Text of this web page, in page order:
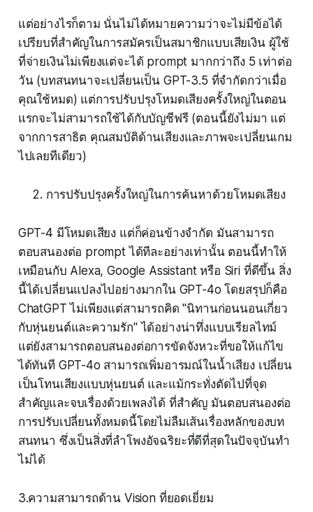
แต่อย่างไรก็ตาม นั่นไม่ได้หมายความว่าจะไม่มีข้อได้
เปรียบที่สำคัญในการสมัครเป็นสมาชิกแบบเสียเงิน ผู้ใช้
ที่จ่ายเงินไม่เพียงแต่จะได้ prompt มากกว่าถึง 5 เท่าต่อ
วัน (บทสนทนาจะเปลี่ยนเป็น GPT-3.5 ที่จำกัดกว่าเมื่อ
คุณใช้หมด) แต่การปรับปรุงโหมดเสียงครั้งใหญ่ในตอน
แรกจะไม่สามารถใช้ได้กับบัญชีฟรี (ตอนนี้ยังไม่มา แต่
จากการสาธิต คุณสมบัติด้านเสียงและภาพจะเปลี่ยนเกม
ไปเลยทีเดียว)
การปรับปรุงครั้งใหญ่ในการค้นหาด้วยโหมดเสียง
GPT-4 มีโหมดเสียง แต่ก็ค่อนข้างจำกัด มันสามารถ
ตอบสนองต่อ prompt ได้ทีละอย่างเท่านั้น ตอนนี้ทำให้
เหมือนกับ Alexa, Google Assistant หรือ Siri ที่ดีขึ้น สิ่ง
นี้ได้เปลี่ยนแปลงไปอย่างมากใน GPT-4o โดยสรุปก็คือ
ChatGPT ไม่เพียงแต่สามารถคิด "นิทานก่อนนอนเกี่ยว
กับหุ่นยนต์และความรัก" ได้อย่างน่าทึ่งแบบเรียลไทม์
แต่ยังสามารถตอบสนองต่อการขัดจังหวะที่ขอให้แก้ไข
ได้ทันที GPT-4o สามารถเพิ่มอารมณ์ในน้ำเสียง เปลี่ยน
เป็นโทนเสียงแบบหุ่นยนต์ และแม้กระทั่งตัดไปที่จุด
สำคัญและจบเรื่องด้วยเพลงได้ ที่สำคัญ มันตอบสนองต่อ
การปรับเปลี่ยนทั้งหมดนี้โดยไม่ลืมเส้นเรื่องหลักของบท
สนทนา ซึ่งเป็นสิ่งที่ลำโพงอัจฉริยะที่ดีที่สุดในปัจจุบันทำ
ไม่ได้
3.ความสามารถด้าน Vision ที่ยอดเยี่ยม